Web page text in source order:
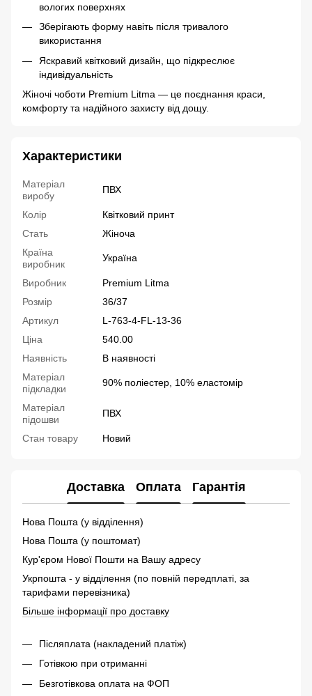
вологих поверхнях
Зберігають форму навіть після тривалого
використання
Яскравий квітковий дизайн, що підкреслює
індивідуальність
Жіночі чоботи Premium Litma — це поєднання краси,
комфорту та надійного захисту від дощу.
Характеристики
Матеріал
виробу
ПВХ
Колір
Квітковий принт
Стать
Жіноча
Країна
виробник
Україна
Виробник
Premium Litma
Розмір
36/37
Артикул
L-763-4-FL-13-36
Ціна
540.00
Наявність
В наявності
Матеріал
підкладки
90% поліестер, 10% еластомір
Матеріал
підошви
ПВХ
Стан товару Новий
Доставка Оплата Гарантія
Нова Пошта (у відділення)
Нова Пошта (у поштомат)
Кур'єром Нової Пошти на Вашу адресу
Укрпошта - у відділення (по повній передплаті, за
тарифами перевізника)
Більше інформації про доставку
Післяплата (накладений платіж)
Готівкою при отриманні
Безготівкова оплата на ФОП